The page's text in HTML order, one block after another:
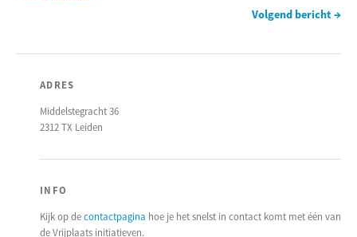
Volgend bericht →
ADRES
Middelstegracht 36
2312 TX Leiden
INFO
Kijk op decontactpagina hoe je het snelst in contact komt met één van
de Vrijplaats initiatieven.